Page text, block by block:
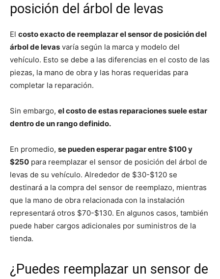
posición del árbol de levas
El costo exacto de reemplazar el sensor de posición del
árbol de levas varía según la marca y modelo del
vehículo. Esto se debe a las diferencias en el costo de las
piezas, la mano de obra y las horas requeridas para
completar la reparación.
Sin embargo, el costo de estas reparaciones suele estar
dentro de un rango definido.
En promedio, se pueden esperar pagar entre $100 y
$250 para reemplazar el sensor de posición del árbol de
levas de su vehículo. Alrededor de $30-$120 se
destinará a la compra del sensor de reemplazo, mientras
que la mano de obra relacionada con la instalación
representará otros $70-$130. En algunos casos, también
puede haber cargos adicionales por suministros de la
tienda.
¿Puedes reemplazar un sensor de